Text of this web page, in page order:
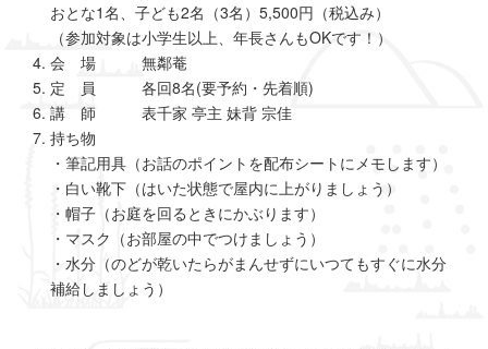
おとな1名、子ども2名（3名）5,500円（税込み）
（参加対象は小学生以上、年長さんもOKです！）
会 場 無鄰菴
定 員 各回8名(要予約・先着順)
講 師 表千家 亭主 妹背 宗佳
持ち物
・筆記用具（お話のポイントを配布シートにメモします）
・白い靴下（はいた状態で屋内に上がりましょう）
・帽子（お庭を回るときにかぶります）
・マスク（お部屋の中でつけましょう）
・水分（のどが乾いたらがまんせずにいつてもすぐに水分
補給しましょう）